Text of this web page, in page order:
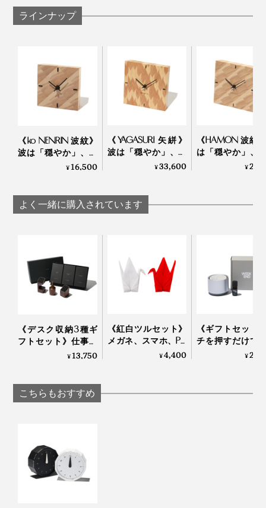
り物に、選ばれ続けています。
大切な人への贈り物にふさわしい『NENRIN CLOCK』は、すべてギフトボックス
入りです。写真は、「ko NENRIN 縞」
「私たちの人生が、一人ひとり違うように、杉の木もさ
赤みがかったものから、茶色、黒っぽいものまであった
り、色もサイズもバラバラ。
いてきた証で、私たち一人ひとりの人生と同じなので、
大事にしたい。
時計は、1本の木から、すべてつくり上げるようにして
います」（實松さん）
写真上は『NENRIN CLOCK』の「YAGASURI（矢絣）
『NENRIN』シリーズの ティッシュケースもある
それから、もう一つ、お気に入りポイントは「香り」。
ぜひこの香りも楽しんでください。
ラインナップ
《ko NENRIN 波紋》
波は「穏やか」、縞
は「家内安全」を願
計」｜NENRIN
CLOCK
¥16,500
《YAGASURI 矢絣》
波は「穏やか」、矢
羽は「繁栄」を願っ
き時計」｜NENRIN
CLOCK
¥33,600
《HAMON 波紋
は「穏やか」、
は「繁栄」を願っ
¥
よく一緒に購入されています
《デスク収納3種ギ
フトセット》仕事の
道具を整理整頓！木
｜M.SCOOP
¥13,750
《紅白ツルセット》
メガネ、スマホ、PC
画面をピカピカにす
¥4,400
《ギフトセット
チを押すだけで
かにスイッチ
¥
こちらもおすすめ